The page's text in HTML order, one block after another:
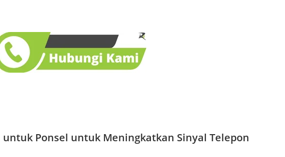
Ponsel untuk Meningkatkan Sinyal Telepon